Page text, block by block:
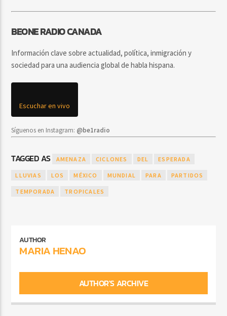
BEONE RADIO CANADA
Información clave sobre actualidad, política, inmigración y
sociedad para una audiencia global de habla hispana.
Escuchar en vivo
Síguenos en Instagram: @be1radio
TAGGED AS AMENAZA CICLONES DEL ESPERADA
LLUVIAS LOS MÉXICO MUNDIAL PARA PARTIDOS
TEMPORADA TROPICALES
AUTHOR
MARIA HENAO
AUTHOR'S ARCHIVE